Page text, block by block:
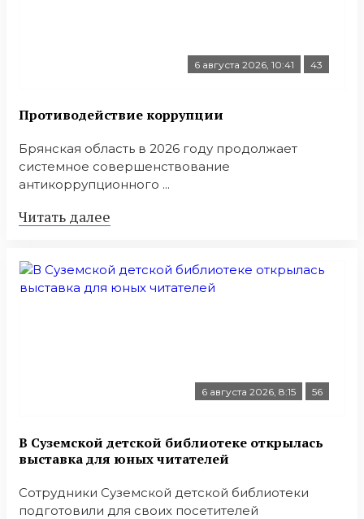
6 августа 2026, 10:41 43
Противодействие коррупции
Брянская область в 2026 году продолжает
системное совершенствование
антикоррупционного ...
Читать далее
6 августа 2026, 8:15 56
В Суземской детской библиотеке открылась
выставка для юных читателей
Сотрудники Суземской детской библиотеки
подготовили для своих посетителей